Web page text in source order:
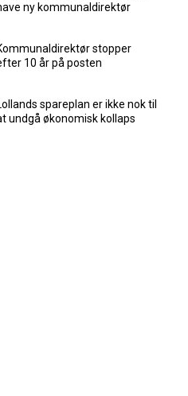
ny kommunaldirektør
stopper
10 år på posten
spareplan er ikke nok til
undgå økonomisk kollaps